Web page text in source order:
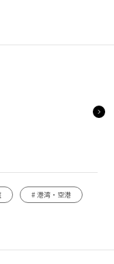
# 港湾・空港